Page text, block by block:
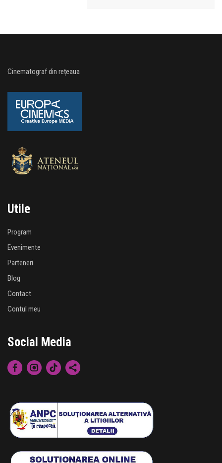
Cinematograf din rețeaua
Utile
Program
Evenimente
Parteneri
Blog
Contact
Contul meu
Social Media